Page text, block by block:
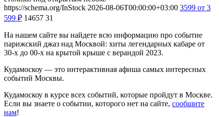
https://schema.org/InStock 2026-08-06T00:00:00+03:00 3599 от 3
599 ₽ 14657 31
На нашем сайте вы найдете всю информацию про событие
парижский джаз над Москвой: хиты легендарных кабаре от
30-х до 00-х на крытой крыше с верандой 2023.
Кудамоскоу — это интерактивная афиша самых интересных
событий Москвы.
Кудамоскоу в курсе всех событий, которые пройдут в Москве.
Если вы знаете о событии, которого нет на сайте, сообщите
нам!